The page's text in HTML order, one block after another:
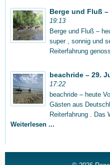
Berge und Fluß
19:13
Berge und Fluß –
super , sonnig und
Reiterfahrung
beachride – 29.
17:22
beachride – heute
Gästen aus
Reiterfahrung . Das
Weiterlesen ...